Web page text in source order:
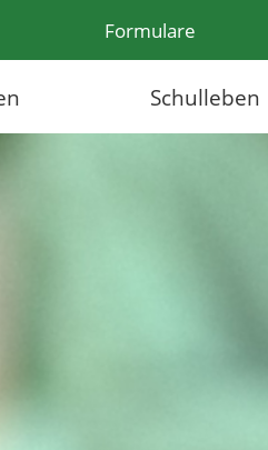
Formulare
Schulleben